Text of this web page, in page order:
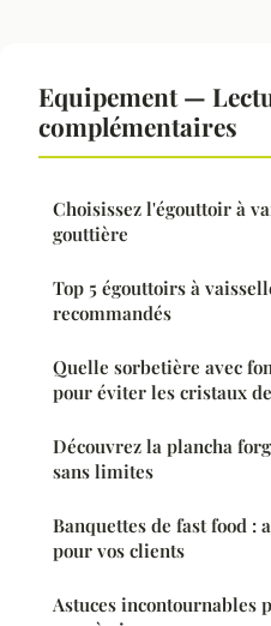
Equipement —
complémentaires
Choisissez l'égouttoir à
gouttière
Top 5 égouttoirs à
recommandés
Quelle sorbetière avec
pour éviter les cristaux
Découvrez la plancha
sans limites
Banquettes de fast food :
pour vos clients
Astuces incontournables